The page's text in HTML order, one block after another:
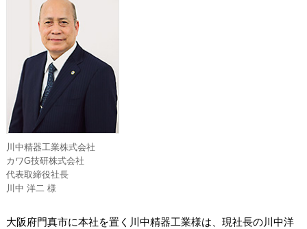
川中精器工業株式会社
カワG技研株式会社
代表取締役社長
川中 洋二 様
大阪府門真市に本社を置く川中精器工業様は、現社長の川中洋